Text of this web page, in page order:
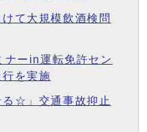
けて大規模飲酒検問
ナーin運転免許セン
を実施
☆」交通事故抑止